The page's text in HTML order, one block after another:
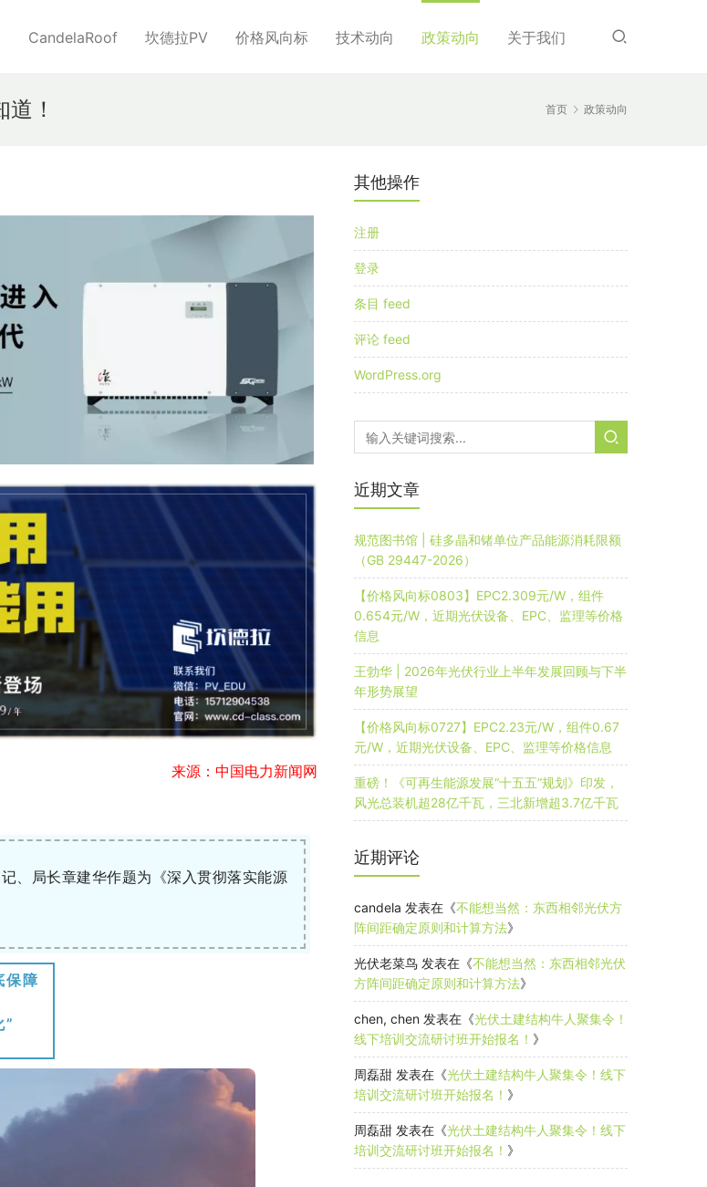
CandelaRoof 坎德拉PV 价格风向标 技术动向 政策动向 关于我们
首页 政策动向
！
来源： 中国电力新闻网
、局长章建华作题为《深入贯彻落实能源
保障
”
其他操作
注册
登录
条目 feed
评论 feed
WordPress.org
近期文章
规范图书馆 | 硅多晶和锗单位产品能源消耗限额
（GB 29447-2026）
【价格风向标0803】EPC2.309元/W，组件
0.654元/W，近期光伏设备、EPC、监理等价格
信息
王勃华 | 2026年光伏行业上半年发展回顾与下半
年形势展望
【价格风向标0727】EPC2.23元/W，组件0.67
元/W，近期光伏设备、EPC、监理等价格信息
重磅！《可再生能源发展“十五五”规划》印发，
风光总装机超28亿千瓦，三北新增超3.7亿千瓦
近期评论
candela 发表在《不能想当然：东西相邻光伏方
阵间距确定原则和计算方法》
光伏老菜鸟 发表在《不能想当然：东西相邻光伏
方阵间距确定原则和计算方法》
chen, chen 发表在《光伏土建结构牛人聚集令！
线下培训交流研讨班开始报名！ 》
周磊甜 发表在《光伏土建结构牛人聚集令！线下
培训交流研讨班开始报名！ 》
周磊甜 发表在《光伏土建结构牛人聚集令！线下
培训交流研讨班开始报名！ 》